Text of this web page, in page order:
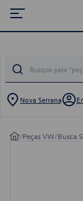
Nova Serrana
/Peças VW/Busca